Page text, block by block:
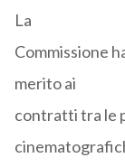
La
Commissione
merito ai
contratti tra le